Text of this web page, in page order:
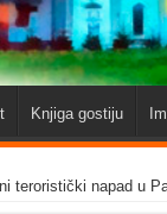
Knjiga gostiju
teroristički napad u